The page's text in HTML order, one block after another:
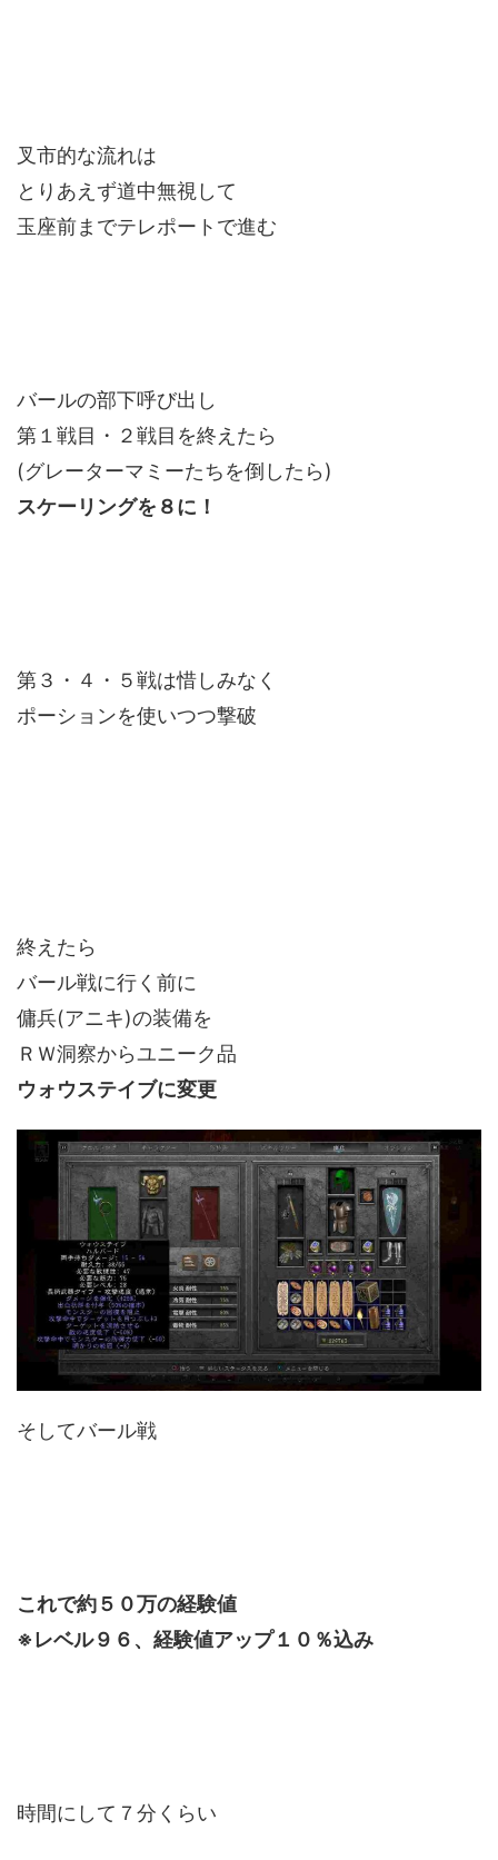
叉市的な流れは
とりあえず道中無視して
玉座前までテレポートで進む
バールの部下呼び出し
第１戦目・２戦目を終えたら
(グレーターマミーたちを倒したら)
スケーリングを８に！
第３・４・５戦は惜しみなく
ポーションを使いつつ撃破
終えたら
バール戦に行く前に
傭兵(アニキ)の装備を
ＲＷ洞察からユニーク品
ウォウステイブに変更
そしてバール戦
これで約５０万の経験値
※レベル９６、経験値アップ１０％込み
時間にして７分くらい